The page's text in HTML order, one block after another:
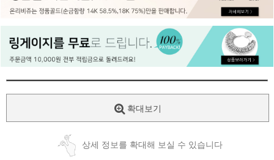
페이코 ID로
PAYCO 바로
확대보기
상세 정보를 확대해 보실 수 있습니다